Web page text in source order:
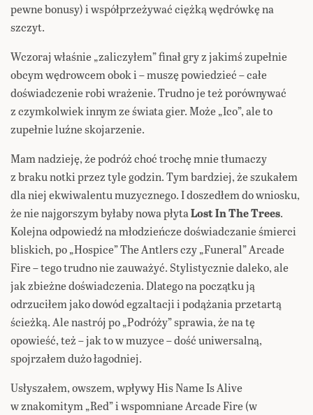
pewne bonusy) i współprzeżywać ciężką wędrówkę na
szczyt.
Wczoraj właśnie „zaliczyłem” finał gry z jakimś zupełnie
obcym wędrowcem obok i – muszę powiedzieć – całe
doświadczenie robi wrażenie. Trudno je też porównywać
z czymkolwiek innym ze świata gier. Może „Ico”, ale to
zupełnie luźne skojarzenie.
Mam nadzieję, że podróż choć trochę mnie tłumaczy
z braku notki przez tyle godzin. Tym bardziej, że szukałem
dla niej ekwiwalentu muzycznego. I doszedłem do wniosku,
że nie najgorszym byłaby nowa płytaLost In The Trees.
Kolejna odpowiedź na młodzieńcze doświadczanie śmierci
bliskich, po „Hospice” The Antlers czy „Funeral” Arcade
Fire – tego trudno nie zauważyć. Stylistycznie daleko, ale
jak zbieżne doświadczenia. Dlatego na początku ją
odrzuciłem jako dowód egzaltacji i podążania przetartą
ścieżką. Ale nastrój po „Podróży” sprawia, że na tę
opowieść, też – jak to w muzyce – dość uniwersalną,
spojrzałem dużo łagodniej.
Usłyszałem, owszem, wpływy His Name Is Alive
w znakomitym „Red” i wspomniane Arcade Fire (w